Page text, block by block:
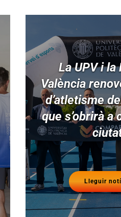
La UPV i la
València
d’atletisme
que s’obrirà a
Lleguir